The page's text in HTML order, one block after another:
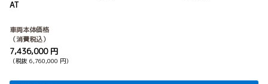
AT
車両本体価格
（消費税込）
7,436,000 円
（税抜 6,760,000 円）